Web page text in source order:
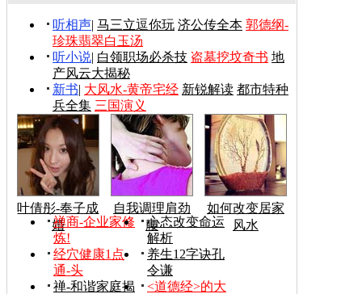
听相声| 马三立逗你玩 济公传全本 郭德纲-
珍珠翡翠白玉汤
听小说| 白领职场必杀技 盗墓挖坟奇书 地
产风云大揭秘
新书| 大风水-黄帝宅经 新锐解读 都市特种
兵全集 三国演义
叶倩彤-奉子成
婚
自我调理肩劲
腰
如何改变居家
风水
禅商-企业家修
炼!
心态改变命运
解析
经穴健康1点
通-头
养生12字诀孔
令谦
禅-和谐家庭揭
<道德经>的大